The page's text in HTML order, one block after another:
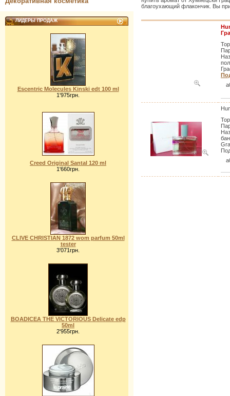
ЛИДЕРЫ ПРОДАЖ
Escentric Molecules Kinski edt 100 ml
1'975грн.
Creed Original Santal 120 ml
1'660грн.
CLIVE CHRISTIAN 1872 wom parfum 50ml
tester
3'071грн.
BOADICEA THE VICTORIOUS Delicate edp
50ml
2'955грн.
благоухающий флакончик. Вы